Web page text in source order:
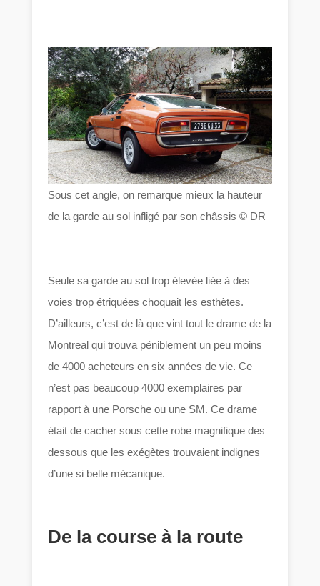
Sous cet angle, on remarque mieux la hauteur
de la garde au sol infligé par son châssis © DR
Seule sa garde au sol trop élevée liée à des
voies trop étriquées choquait les esthètes.
D’ailleurs, c’est de là que vint tout le drame de la
Montreal qui trouva péniblement un peu moins
de 4000 acheteurs en six années de vie. Ce
n’est pas beaucoup 4000 exemplaires par
rapport à une Porsche ou une SM. Ce drame
était de cacher sous cette robe magnifique des
dessous que les exégètes trouvaient indignes
d’une si belle mécanique.
De la course à la route